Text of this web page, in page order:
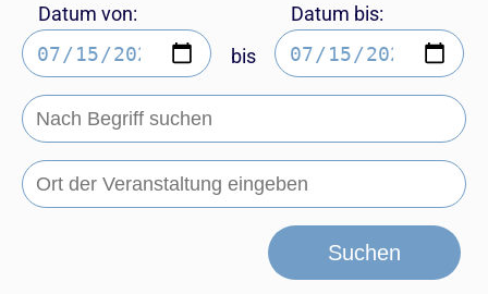
Datum von:
bis
Datum bis:
Suchen